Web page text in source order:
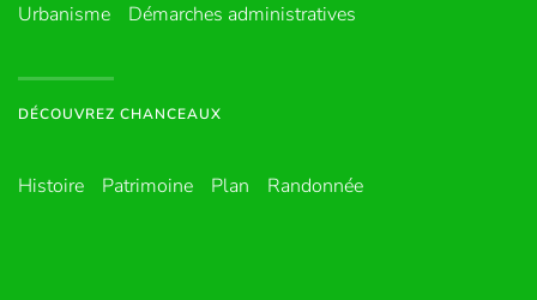
Urbanisme
Démarches administratives
DÉCOUVREZ CHANCEAUX
Histoire Patrimoine Plan Randonnée